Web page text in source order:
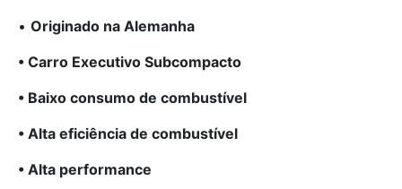
• Originado na Alemanha
• Carro Executivo Subcompacto
• Baixo consumo de combustível
• Alta eficiência de combustível
• Alta performance